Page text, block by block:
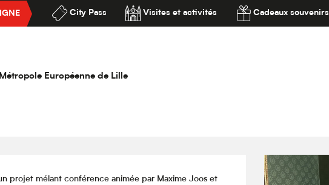
City Pass Visites et activités Cadeaux souvenirs
Européenne de Lille
hommages, dédicaces
projet mélant conférence animée par Maxime Joos et